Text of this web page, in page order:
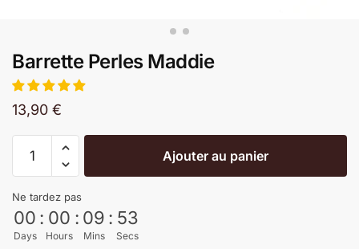
Barrette Perles Maddie
13,90 €
Ajouter au panier
Ne tardez pas
00
Days
: 00
Hours
: 09
Mins
: 53
Secs